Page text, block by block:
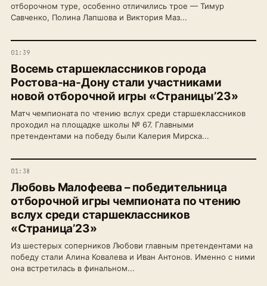
отборочном туре, особенно отличились трое — Тимур
Савченко, Полина Лапшова и Виктория Маз...
01:39
Восемь старшеклассников города
Ростова-на-Дону стали участниками
новой отборочной игры «Страницы’23»
Матч чемпионата по чтению вслух среди старшеклассников
проходил на площадке школы № 67. Главными
претендентами на победу были Калерия Мирска...
01:38
Любовь Малофеева – победительница
отборочной игры чемпионата по чтению
вслух среди старшеклассников
«Страница’23»
Из шестерых соперников Любови главным претендентами на
победу стали Алина Ковалева и Иван Антонов. Именно с ними
она встретилась в финальном...